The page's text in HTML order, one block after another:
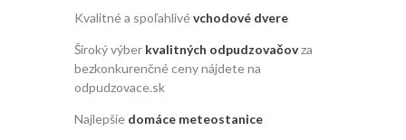
Kvalitné a spoľahlivévchodové dvere
Široký výber kvalitných odpudzovačovza
bezkonkurenčné ceny nájdete na
odpudzovace.sk
Najlepšie domáce meteostanice